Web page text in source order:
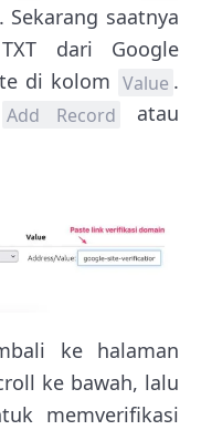
. Sekarang saatnya
dari Google
di kolom Value .
Add Record atau
ke halaman
ke bawah, lalu
memverifikasi